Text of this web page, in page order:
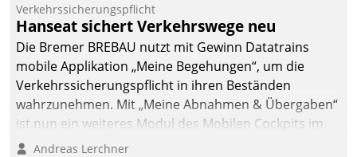
Verkehrssicherungspflicht
Hanseat sichert Verkehrswege neu
Die Bremer BREBAU nutzt mit Gewinn Datatrains
mobile Applikation „Meine Begehungen“, um die
Verkehrssicherungspflicht in ihren Beständen
wahrzunehmen. Mit „Meine Abnahmen & Übergaben“
ist nun ein weiteres Modul des Mobilen Cockpits im
Einsatz.
Andreas Lerchner